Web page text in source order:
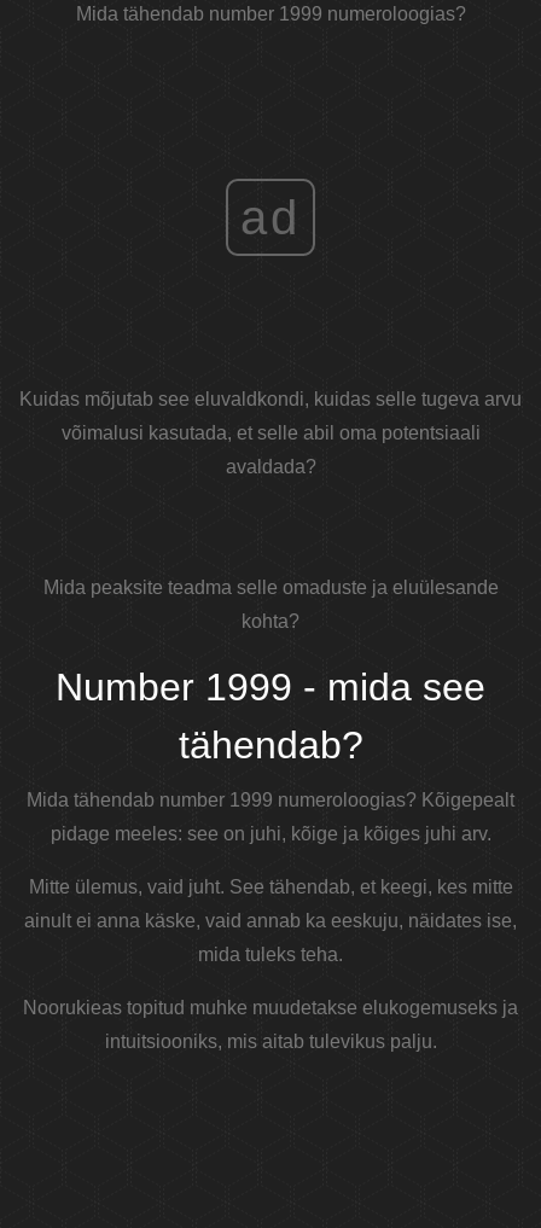
Mida tähendab number 1999 numeroloogias?
ad
Kuidas mõjutab see eluvaldkondi, kuidas selle tugeva arvu
võimalusi kasutada, et selle abil oma potentsiaali
avaldada?
Mida peaksite teadma selle omaduste ja eluülesande
kohta?
Number 1999 - mida see
tähendab?
Mida tähendab number 1999 numeroloogias? Kõigepealt
pidage meeles: see on juhi, kõige ja kõiges juhi arv.
Mitte ülemus, vaid juht. See tähendab, et keegi, kes mitte
ainult ei anna käske, vaid annab ka eeskuju, näidates ise,
mida tuleks teha.
Noorukieas topitud muhke muudetakse elukogemuseks ja
intuitsiooniks, mis aitab tulevikus palju.